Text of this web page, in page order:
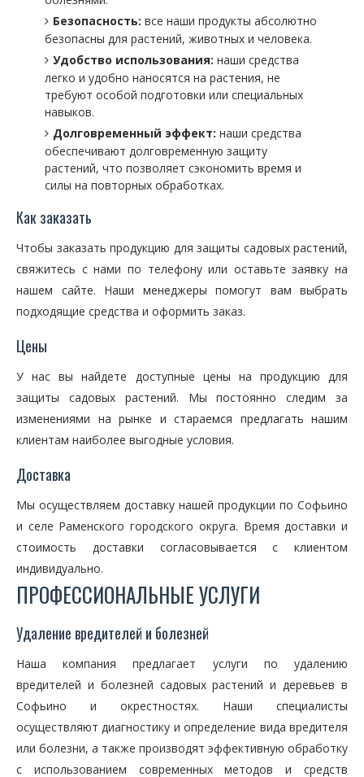
Безопасность: все наши продукты абсолютно
безопасны для растений, животных и человека.
Удобство использования: наши средства
легко и удобно наносятся на растения, не
требуют особой подготовки или специальных
навыков.
Долговременный эффект: наши средства
обеспечивают долговременную защиту
растений, что позволяет сэкономить время и
силы на повторных обработках.
Как заказать
Чтобы заказать продукцию для защиты садовых растений,
свяжитесь с нами по телефону или оставьте заявку на
нашем сайте. Наши менеджеры помогут вам выбрать
подходящие средства и оформить заказ.
Цены
У нас вы найдете доступные цены на продукцию для
защиты садовых растений. Мы постоянно следим за
изменениями на рынке и стараемся предлагать нашим
клиентам наиболее выгодные условия.
Доставка
Мы осуществляем доставку нашей продукции по Софьино
и селе Раменского городского округа. Время доставки и
стоимость доставки согласовывается с клиентом
индивидуально.
ПРОФЕССИОНАЛЬНЫЕ УСЛУГИ
Удаление вредителей и болезней
Наша компания предлагает услуги по удалению
вредителей и болезней садовых растений и деревьев в
Софьино и окрестностях. Наши специалисты
осуществляют диагностику и определение вида вредителя
или болезни, а также производят эффективную обработку
с использованием современных методов и средств